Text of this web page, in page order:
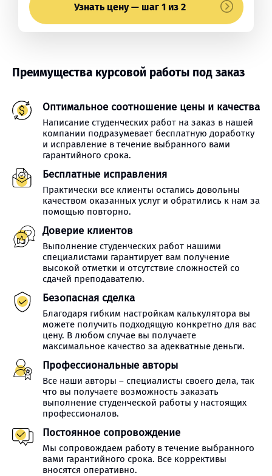
Узнать цену — шаг 1 из 2
Преимущества курсовой работы под заказ
Оптимальное соотношение цены и качества
Написание студенческих работ на заказ в нашей
компании подразумевает бесплатную доработку
и исправление в течение выбранного вами
гарантийного срока.
Бесплатные исправления
Практически все клиенты остались довольны
качеством оказанных услуг и обратились к нам за
помощью повторно.
Доверие клиентов
Выполнение студенческих работ нашими
специалистами гарантирует вам получение
высокой отметки и отсутствие сложностей со
сдачей преподавателю.
Безопасная сделка
Благодаря гибким настройкам калькулятора вы
можете получить подходящую конкретно для вас
цену. В любом случае вы получаете
максимальное качество за адекватные деньги.
Профессиональные авторы
Все наши авторы – специалисты своего дела, так
что вы получаете возможность заказать
выполнение студенческой работы у настоящих
профессионалов.
Постоянное сопровождение
Мы сопровождаем работу в течение выбранного
вами гарантийного срока. Все коррективы
вносятся оперативно.